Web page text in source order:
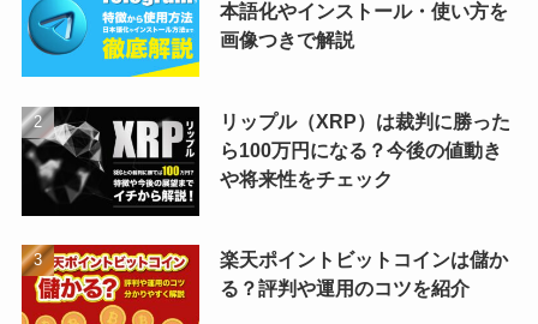
本語化やインストール・使い方を
画像つきで解説
リップル（XRP）は裁判に勝った
ら100万円になる？今後の値動き
や将来性をチェック
楽天ポイントビットコインは儲か
る？評判や運用のコツを紹介